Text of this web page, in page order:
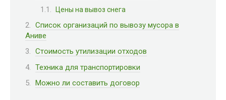
Цены на вывоз снега
Список организаций по вывозу мусора в
Аниве
Стоимость утилизации отходов
Техника для транспортировки
Можно ли составить договор